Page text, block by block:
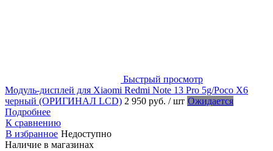
Быстрый просмотр
Модуль-дисплей для Xiaomi Redmi Note 13 Pro 5g/Poco X6
черный (ОРИГИНАЛ LCD) 2 950 руб. / шт Ожидается
Подробнее
К сравнению
В избранное Недоступно
Наличие в магазинах